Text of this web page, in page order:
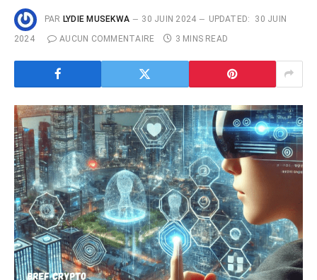
PAR LYDIE MUSEKWA 30 JUIN 2024 UPDATED:
30 JUIN
2024
AUCUN COMMENTAIRE 3 MINS READ